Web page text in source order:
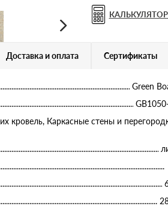
Доставка и оплата Сертификаты
Green
кровель, Каркасные стены и